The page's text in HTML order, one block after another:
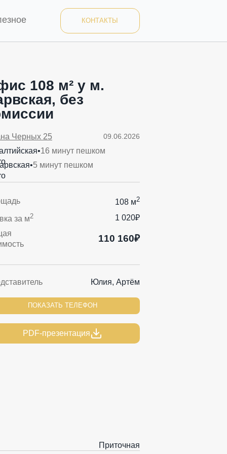
КОНТАКТЫ
108 м² у м.
без
09.06.2026
Черных 25
•16 минут пешком
•5 минут пешком
108 м2
за м2
1 020₽
110 160₽
Юлия, Артём
ПОКАЗАТЬ ТЕЛЕФОН
PDF-презентация
Приточная